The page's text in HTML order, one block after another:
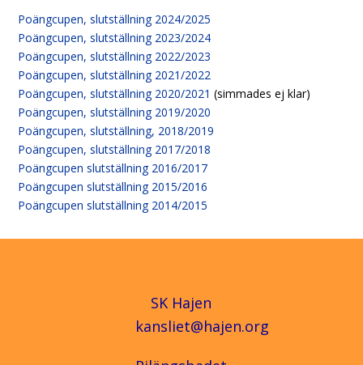
Poängcupen, slutställning 2024/2025
Poängcupen, slutställning 2023/2024
Poängcupen, slutställning 2022/2023
Poängcupen, slutställning 2021/2022
Poängcupen, slutställning 2020/2021 (simmades ej klar)
Poängcupen, slutställning 2019/2020
Poängcupen, slutställning, 2018/2019
Poängcupen, slutställning 2017/2018
Poängcupen slutställning 2016/2017
Poängcupen slutställning 2015/2016
Poängcupen slutställning 2014/2015
SK Hajen
kansliet@hajen.org